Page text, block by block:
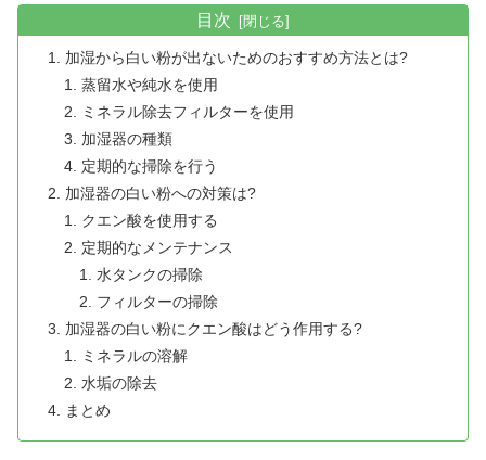
目次
加湿から白い粉が出ないためのおすすめ方法とは?
蒸留水や純水を使用
ミネラル除去フィルターを使用
加湿器の種類
定期的な掃除を行う
加湿器の白い粉への対策は?
クエン酸を使用する
定期的なメンテナンス
水タンクの掃除
フィルターの掃除
加湿器の白い粉にクエン酸はどう作用する?
ミネラルの溶解
水垢の除去
まとめ